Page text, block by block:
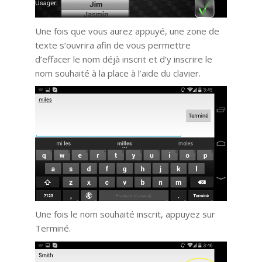
Une fois que vous aurez appuyé, une zone de
texte s’ouvrira afin de vous permettre
d’effacer le nom déjà inscrit et d’y inscrire le
nom souhaité à la place à l’aide du clavier.
Une fois le nom souhaité inscrit, appuyez sur
Terminé.